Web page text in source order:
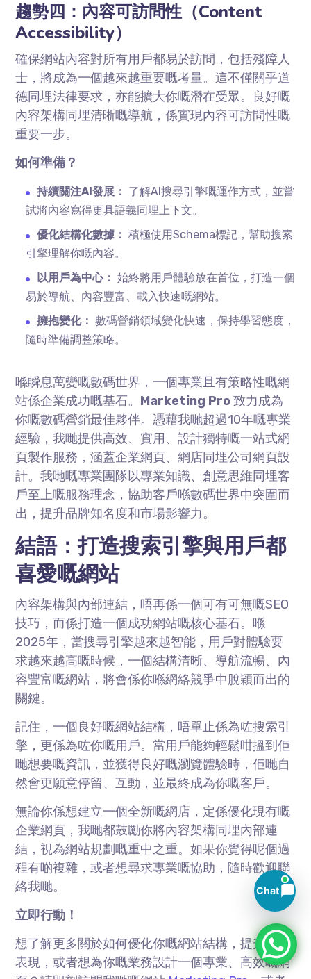
趨勢四：內容可訪問性（Content
Accessibility）
確保網站內容對所有用戶都易於訪問，包括殘障人
士，將成為一個越來越重要嘅考量。這不僅關乎道
德同埋法律要求，亦能擴大你嘅潛在受眾。良好嘅
內容架構同埋清晰嘅導航，係實現內容可訪問性嘅
重要一步。
如何準備？
持續關注AI發展： 了解AI搜尋引擎嘅運作方式，並嘗
試將內容寫得更具語義同埋上下文。
優化結構化數據： 積極使用Schema標記，幫助搜索
引擎理解你嘅內容。
以用戶為中心： 始終將用戶體驗放在首位，打造一個
易於導航、內容豐富、載入快速嘅網站。
擁抱變化： 數碼營銷領域變化快速，保持學習態度，
隨時準備調整策略。
喺瞬息萬變嘅數碼世界，一個專業且有策略性嘅網
站係企業成功嘅基石。 Marketing Pro致力成為
你嘅數碼營銷最佳夥伴。憑藉我哋超過10年嘅專業
經驗，我哋提供高效、實用、設計獨特嘅一站式網
頁製作服務，涵蓋企業網頁、網店同埋公司網頁設
計。我哋嘅專業團隊以專業知識、創意思維同埋客
戶至上嘅服務理念，協助客戶喺數碼世界中突圍而
出，提升品牌知名度和市場影響力。
結語：打造搜索引擎與用戶都
喜愛嘅網站
內容架構與內部連結，唔再係一個可有可無嘅SEO
技巧，而係打造一個成功網站嘅核心基石。喺
2025年，當搜尋引擎越來越智能，用戶對體驗要
求越來越高嘅時候，一個結構清晰、導航流暢、內
容豐富嘅網站，將會係你喺網絡競爭中脫穎而出的
關鍵。
記住，一個良好嘅網站結構，唔單止係為咗搜索引
擎，更係為咗你嘅用戶。當用戶能夠輕鬆咁搵到佢
哋想要嘅資訊，並獲得良好嘅瀏覽體驗時，佢哋自
然會更願意停留、互動，並最終成為你嘅客戶。
無論你係想建立一個全新嘅網店，定係優化現有嘅
企業網頁，我哋都鼓勵你將內容架構同埋內部連
結，視為網站規劃嘅重中之重。如果你覺得呢個過
程有啲複雜，或者想尋求專業嘅協助，隨時歡迎聯
絡我哋。
立即行動！
想了解更多關於如何優化你嘅網站結構，提升SEO
表現，或者想為你嘅業務設計一個專業、高效嘅網
Chat